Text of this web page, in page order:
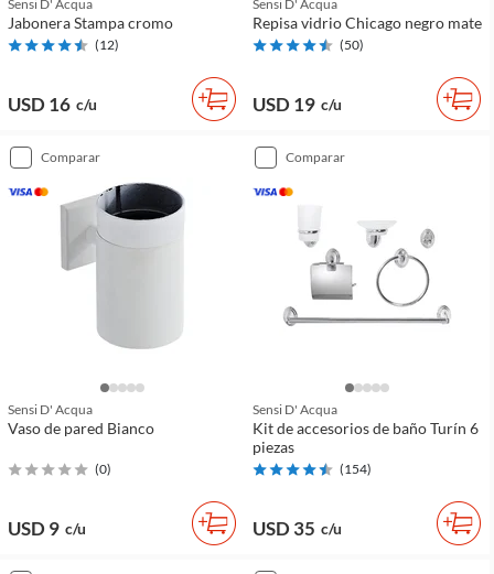
Sensi D' Acqua
Jabonera Stampa cromo
(12)
USD 16 c/u
Sensi D' Acqua
Repisa vidrio Chicago negro mate
(50)
USD 19 c/u
comparar
Sensi D' Acqua
Vaso de pared Bianco
(0)
USD 9 c/u
comparar
Sensi D' Acqua
Kit de accesorios de baño Turín 6
piezas
(154)
USD 35 c/u